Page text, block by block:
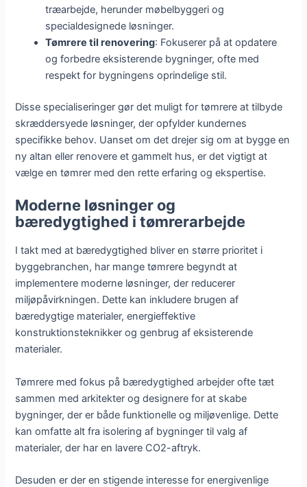
træarbejde, herunder møbelbyggeri og
specialdesignede løsninger.
Tømrere til renovering: Fokuserer på at opdatere
og forbedre eksisterende bygninger, ofte med
respekt for bygningens oprindelige stil.
Disse specialiseringer gør det muligt for tømrere at tilbyde
skræddersyede løsninger, der opfylder kundernes
specifikke behov. Uanset om det drejer sig om at bygge en
ny altan eller renovere et gammelt hus, er det vigtigt at
vælge en tømrer med den rette erfaring og ekspertise.
Moderne løsninger og
bæredygtighed i tømrerarbejde
I takt med at bæredygtighed bliver en større prioritet i
byggebranchen, har mange tømrere begyndt at
implementere moderne løsninger, der reducerer
miljøpåvirkningen. Dette kan inkludere brugen af
bæredygtige materialer, energieffektive
konstruktionsteknikker og genbrug af eksisterende
materialer.
Tømrere med fokus på bæredygtighed arbejder ofte tæt
sammen med arkitekter og designere for at skabe
bygninger, der er både funktionelle og miljøvenlige. Dette
kan omfatte alt fra isolering af bygninger til valg af
materialer, der har en lavere CO2-aftryk.
Desuden er der en stigende interesse for energivenlige